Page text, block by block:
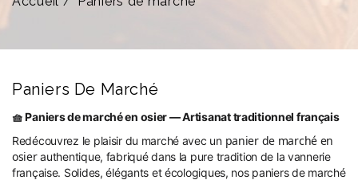
Paniers De Marché
🧺 Paniers de marché en osier — Artisanat traditionnel français
Redécouvrez le plaisir du marché avec un panier de marché en
osierauthentique, fabriqué dans la pure tradition de la vannerie
française. Solides, élégants et écologiques, nos paniers de marché